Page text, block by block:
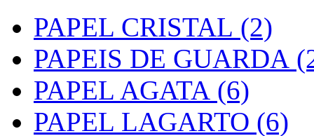
PAPEL CRISTAL (2)
PAPEIS DE GUARDA
PAPEL AGATA (6)
PAPEL LAGARTO (6)